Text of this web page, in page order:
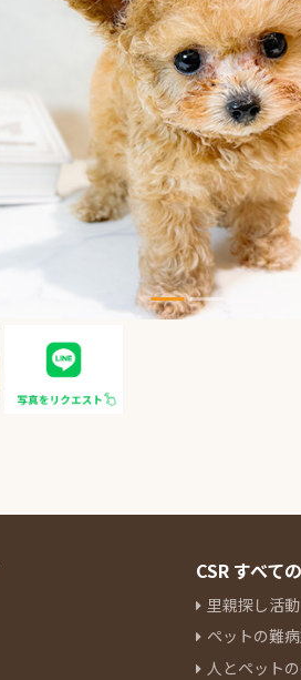
CSR すべて
里親探し活動
ペットの難
人とペット